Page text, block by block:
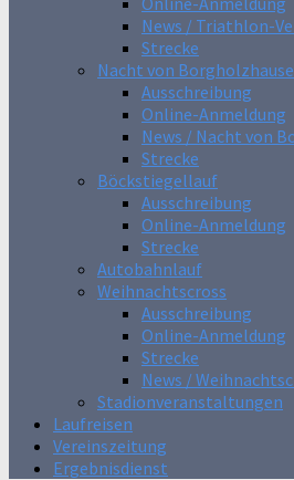
News / Triathlon-
Strecke
Nacht von
Ausschreibung
Online-Anmeldung
News / Nacht von
Strecke
Böckstiegellauf
Ausschreibung
Online-Anmeldung
Strecke
Autobahnlauf
Weihnachtscross
Ausschreibung
Online-Anmeldung
Strecke
News /
Stadionveranstaltungen
Laufreisen
Vereinszeitung
Ergebnisdienst